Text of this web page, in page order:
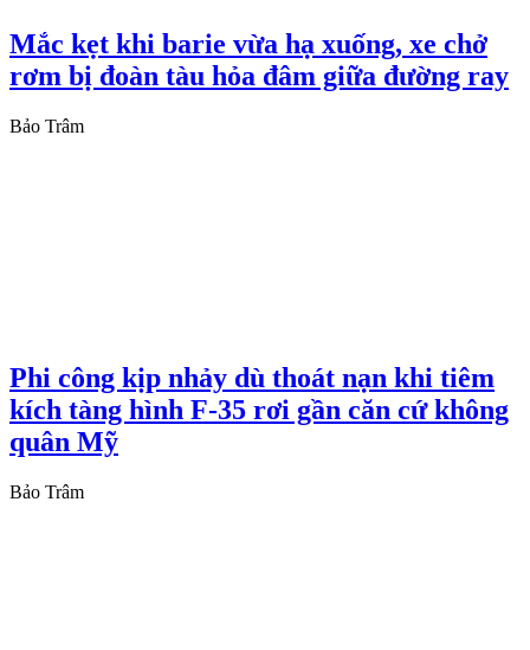
Mắc kẹt khi barie vừa hạ xuống, xe chở
rơm bị đoàn tàu hỏa đâm giữa đường ray
Bảo Trâm
Phi công kịp nhảy dù thoát nạn khi tiêm
kích tàng hình F-35 rơi gần căn cứ không
quân Mỹ
Bảo Trâm